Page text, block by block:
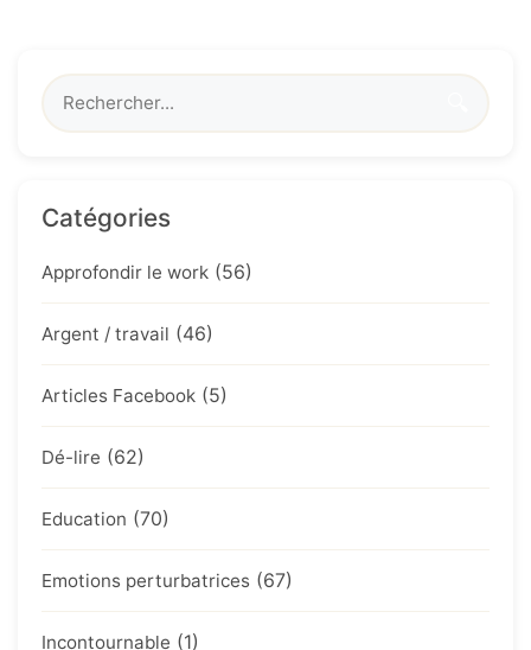
Catégories
Approfondir le work (56)
Argent / travail (46)
Articles Facebook (5)
Dé-lire (62)
Education (70)
Emotions perturbatrices (67)
Incontournable (1)